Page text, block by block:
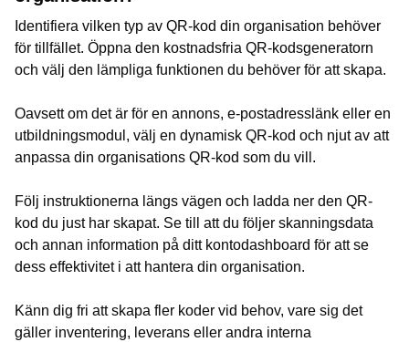
Identifiera vilken typ av QR-kod din organisation behöver
för tillfället. Öppna den kostnadsfria QR-kodsgeneratorn
och välj den lämpliga funktionen du behöver för att skapa.
Oavsett om det är för en annons, e-postadresslänk eller en
utbildningsmodul, välj en dynamisk QR-kod och njut av att
anpassa din organisations QR-kod som du vill.
Följ instruktionerna längs vägen och ladda ner den QR-
kod du just har skapat. Se till att du följer skanningsdata
och annan information på ditt kontodashboard för att se
dess effektivitet i att hantera din organisation.
Känn dig fri att skapa fler koder vid behov, vare sig det
gäller inventering, leverans eller andra interna